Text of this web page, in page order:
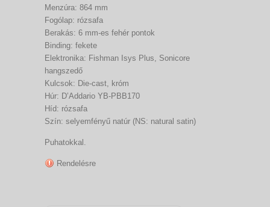
Menzúra: 864 mm
Fogólap: rózsafa
Berakás: 6 mm-es fehér pontok
Binding: fekete
Elektronika: Fishman Isys Plus, Sonicore
hangszedő
Kulcsok: Die-cast, króm
Húr: D’Addario YB-PBB170
Híd: rózsafa
Szín: selyemfényű natúr (NS: natural satin)
Puhatokkal.
Rendelésre